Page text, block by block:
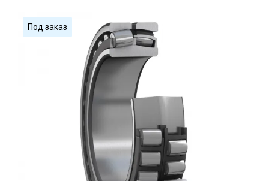
Под заказ